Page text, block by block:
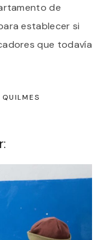
de
establecer si
que todavía
QUILMES